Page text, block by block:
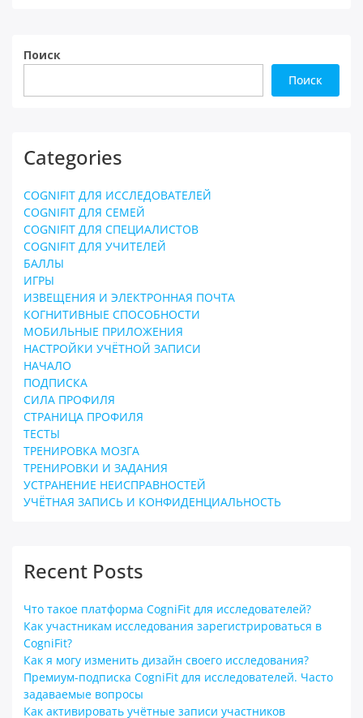
Поиск
Поиск
Categories
COGNIFIT ДЛЯ ИССЛЕДОВАТЕЛЕЙ
COGNIFIT ДЛЯ СЕМЕЙ
COGNIFIT ДЛЯ СПЕЦИАЛИСТОВ
COGNIFIT ДЛЯ УЧИТЕЛЕЙ
БАЛЛЫ
ИГРЫ
ИЗВЕЩЕНИЯ И ЭЛЕКТРОННАЯ ПОЧТА
КОГНИТИВНЫЕ СПОСОБНОСТИ
МОБИЛЬНЫЕ ПРИЛОЖЕНИЯ
НАСТРОЙКИ УЧЁТНОЙ ЗАПИСИ
НАЧАЛО
ПОДПИСКА
СИЛА ПРОФИЛЯ
СТРАНИЦА ПРОФИЛЯ
ТЕСТЫ
ТРЕНИРОВКА МОЗГА
ТРЕНИРОВКИ И ЗАДАНИЯ
УСТРАНЕНИЕ НЕИСПРАВНОСТЕЙ
УЧЁТНАЯ ЗАПИСЬ И КОНФИДЕНЦИАЛЬНОСТЬ
Recent Posts
Что такое платформа CogniFit для исследователей?
Как участникам исследования зарегистрироваться в
CogniFit?
Как я могу изменить дизайн своего исследования?
Премиум-подписка CogniFit для исследователей. Часто
задаваемые вопросы
Как активировать учётные записи участников